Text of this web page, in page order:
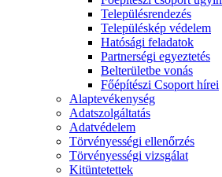
Településrendezés
Településkép védelem
Hatósági feladatok
Partnerségi egyeztetés
Belterületbe vonás
Főépítészi Csoport hírei
Alaptevékenység
Adatszolgáltatás
Adatvédelem
Törvényességi ellenőrzés
Törvényességi vizsgálat
Kitüntetettek